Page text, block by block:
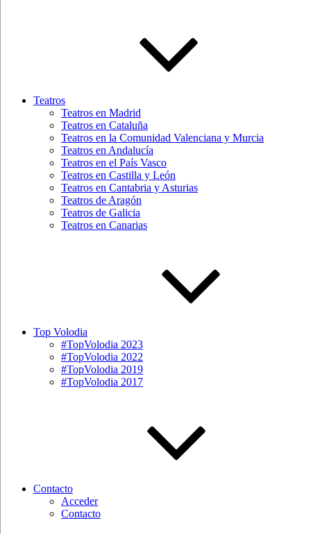
Teatros
Teatros en Madrid
Teatros en Cataluña
Teatros en la Comunidad Valenciana y Murcia
Teatros en Andalucía
Teatros en el País Vasco
Teatros en Castilla y León
Teatros en Cantabria y Asturias
Teatros de Aragón
Teatros de Galicia
Teatros en Canarias
Top Volodia
#TopVolodia 2023
#TopVolodia 2022
#TopVolodia 2019
#TopVolodia 2017
Contacto
Acceder
Contacto